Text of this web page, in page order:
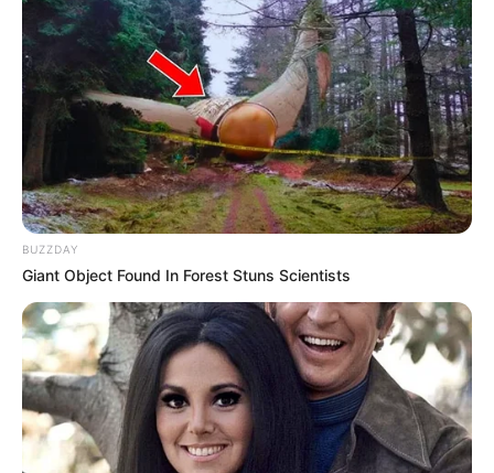
La Fête de la Musique, dieses inzwischen sehr
bekannte Fest der Straßenmusik, findet alljährlich
am 21. Juni zum Sommeranfang in Hannover und
weiteren mehr als 500 Städten weltweit statt. Die
ursprüngliche Idee kommt aus Frankreich, wo 1982
in Paris alles begann. In Hannover spielen jedes
Jahr mehr als 1.000 Musiker auf über 30 Bühnen.
Stadt/Ort: Hannover
Beginn: 21.06.2032 12:00 Uhr
Ende: 22.06.2032 00:00 Uhr
Eintrittspreis: Freier Eintritt
Hotel für diese Veranstaltung buchen
Fête de la Musique Hannover
La Fête de la Musique, dieses inzwischen sehr
BUZZDAY
Giant Object Found In Forest Stuns Scientists